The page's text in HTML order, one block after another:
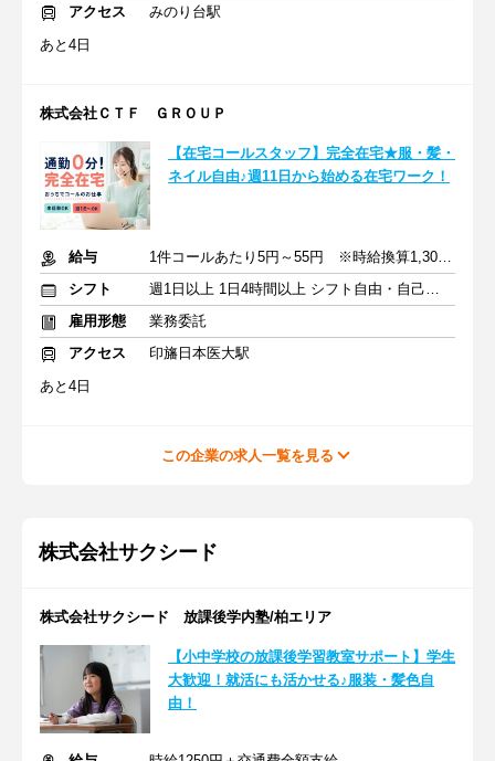
アクセス
みのり台駅
あと4日
株式会社ＣＴＦ ＧＲＯＵＰ
【在宅コールスタッフ】完全在宅★服・髪・
ネイル自由♪週11日から始める在宅ワーク！
給与
1件コールあたり5円～55円 ※時給換算1,300円～4,000円
シフト
週1日以上 1日4時間以上 シフト自由・自己申告
雇用形態
業務委託
アクセス
印旛日本医大駅
あと4日
この企業の求人一覧を見る
株式会社サクシード
株式会社サクシード 放課後学内塾/柏エリア
【小中学校の放課後学習教室サポート】学生
大歓迎！就活にも活かせる♪服装・髪色自
由！